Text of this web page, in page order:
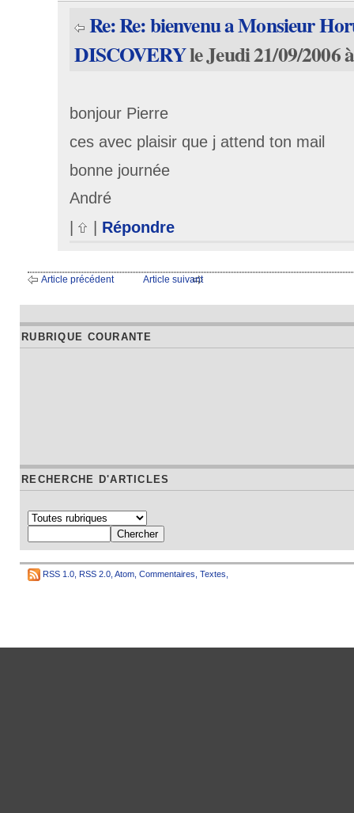
Re: Re: bienvenu a Monsieur
DISCOVERYle Jeudi 21/09/2006
bonjour Pierre
ces avec plaisir que j attend ton mail
bonne journée
André
|
Répondre
Article précédent Article suivant
RUBRIQUE COURANTE
RECHERCHE D'ARTICLES
RSS 1.0 RSS 2.0 Atom Commentaires Textes